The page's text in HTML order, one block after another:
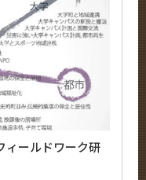
ィールドワーク研